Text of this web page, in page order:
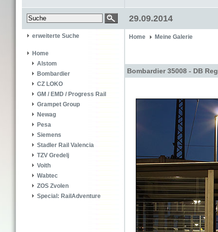
29.09.2014
erweiterte Suche
Home
Alstom
Bombardier
CZ LOKO
GM / EMD / Progress Rail
Grampet Group
Newag
Pesa
Siemens
Stadler Rail Valencia
TZV Gredelj
Voith
Wabtec
ZOS Zvolen
Special: RailAdventure
Home Meine Galerie
Bombardier 35008 - DB